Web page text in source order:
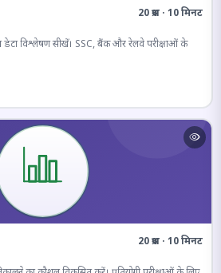
20 प्रश्न · 10 मिनट
विश्लेषण सीखें। SSC, बैंक और रेलवे परीक्षाओं के
20 प्रश्न · 10 मिनट